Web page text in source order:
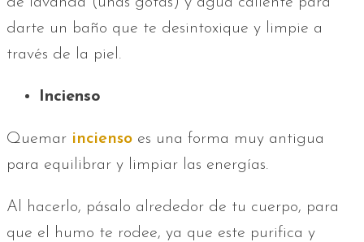
darte un baño que te desintoxique y limpie a
través de la piel.
Incienso
Quemar incienso es una forma muy antigua
para equilibrar y limpiar las energías.
Al hacerlo, pásalo alrededor de tu cuerpo, para
que el humo te rodee, ya que este purifica y